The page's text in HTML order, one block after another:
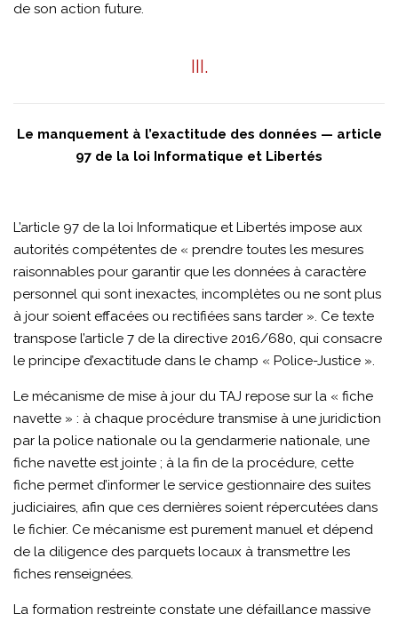
de son action future.
III.
Le manquement à l’exactitude des données — article
97 de la loi Informatique et Libertés
L’article 97 de la loi Informatique et Libertés impose aux
autorités compétentes de « prendre toutes les mesures
raisonnables pour garantir que les données à caractère
personnel qui sont inexactes, incomplètes ou ne sont plus
à jour soient effacées ou rectifiées sans tarder ». Ce texte
transpose l’article 7 de la directive 2016/680, qui consacre
le principe d’exactitude dans le champ « Police-Justice ».
Le mécanisme de mise à jour du TAJ repose sur la « fiche
navette » : à chaque procédure transmise à une juridiction
par la police nationale ou la gendarmerie nationale, une
fiche navette est jointe ; à la fin de la procédure, cette
fiche permet d’informer le service gestionnaire des suites
judiciaires, afin que ces dernières soient répercutées dans
le fichier. Ce mécanisme est purement manuel et dépend
de la diligence des parquets locaux à transmettre les
fiches renseignées.
La formation restreinte constate une défaillance massive